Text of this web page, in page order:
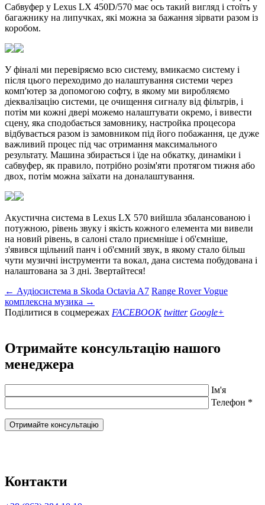
Сабвуфер у Lexus LX 450D/570 має ось такий вигляд і стоїть у
багажнику на липучках, які можна за бажання зірвати разом із
коробом.
У фіналі ми перевіряємо всю систему, вмикаємо систему і
після цього переходимо до налаштування системи через
комп'ютер за допомогою софту, в якому ми виробляємо
діеквалізацію системи, це очищення сигналу від фільтрів, і
потім ми кожні двері можемо налаштувати окремо, і вивести
сцену, яка сподобається замовнику, настройка процесора
відбувається разом із замовником під його побажання, це дуже
важливий процес під час отримання максимального
результату. Машина збирається і їде на обкатку, динаміки і
сабвуфер, як правило, потрібно розім'яти протягом тижня або
двох, потім можна заїхати на доналаштування.
Акустична система в Lexus LX 570 вийшла збалансованою і
потужною, рівень звуку і якість кожного елемента ми вивели
на новий рівень, в салоні стало приємніше і об'ємніше,
з'явився щільний панч і об'ємний звук, в якому стало більш
чути музичні інструменти та вокал, дана система побудована і
налаштована за 3 дні. Звертайтеся!
← Аудіосистема в Skoda Octavia A7 Range Rover Vogue
комплексна музика →
Поділитися в соцмережах FACEBOOK twitter Google+
Отримайте консультацію нашого
менеджера
Ім'я
Телефон *
Контакти